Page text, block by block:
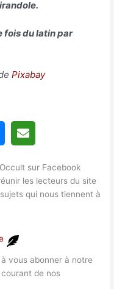
fois du latin par
Pixabay
sur Facebook
les lecteurs du site
qui nous tiennent à
vous abonner à notre
de nos